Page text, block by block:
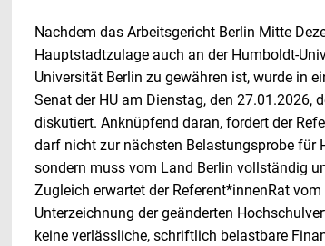
Nachdem das Arbeitsgericht Berlin Mitte
Hauptstadtzulage auch an der Humboldt-
Universität Berlin zu gewähren ist, wurde in
Senat der HU am Dienstag, den 27.01.2026,
diskutiert. Anknüpfend daran, fordert der
darf nicht zur nächsten Belastungsprobe für
sondern muss vom Land Berlin vollständig
Zugleich erwartet der Referent*innenRat
Unterzeichnung der geänderten
keine verlässliche, schriftlich belastbare